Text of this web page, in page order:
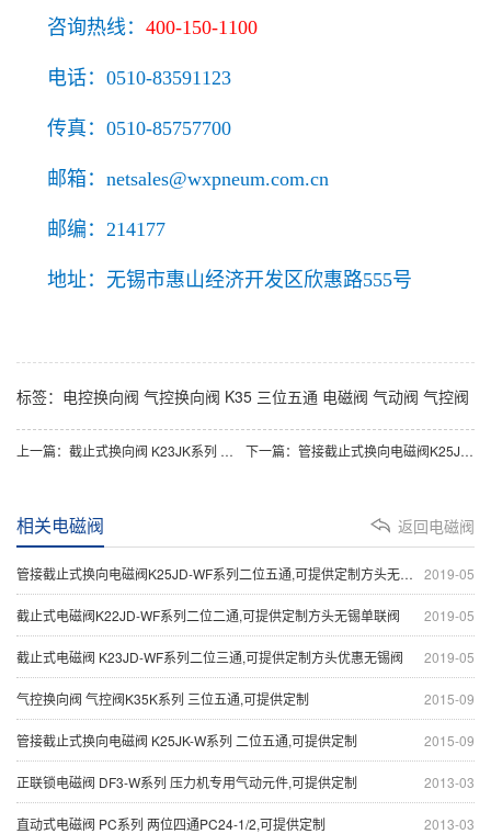
咨询热线： 400-150-1100
电话： 0510-83591123
传真：0510-85757700
邮箱：netsales@wxpneum.com.cn
邮编：214177
地址：无锡市惠山经济开发区欣惠路555号
标签： 电控换向阀 气控换向阀 K35 三位五通 电磁阀 气动阀 气控阀
上一篇： 截止式换向阀 K23JK系列 二位三通,可提供定制 下一篇： 管接截止式换向电磁阀K25JD-WF系列二位五通,可提供定制方头无锡阀单联阀
返回电磁阀
相关电磁阀
2019-05
管接截止式换向电磁阀K25JD-WF系列二位五通,可提供定制方头无锡阀单联阀
2019-05
截止式电磁阀K22JD-WF系列二位二通,可提供定制方头无锡单联阀
2019-05
截止式电磁阀 K23JD-WF系列二位三通,可提供定制方头优惠无锡阀
2015-09
气控换向阀 气控阀K35K系列 三位五通,可提供定制
2015-09
管接截止式换向电磁阀 K25JK-W系列 二位五通,可提供定制
2013-03
正联锁电磁阀 DF3-W系列 压力机专用气动元件,可提供定制
2013-03
直动式电磁阀 PC系列 两位四通PC24-1/2,可提供定制